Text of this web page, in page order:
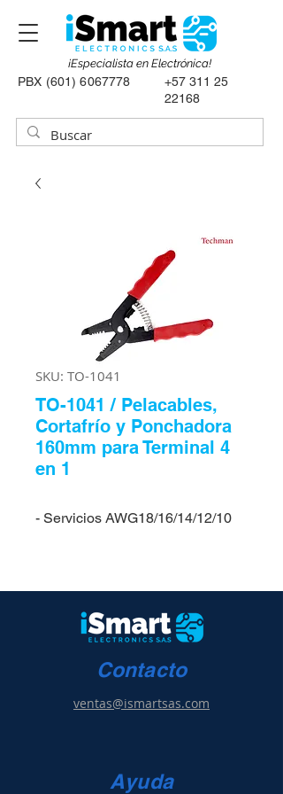
PBX (601) 6067778
+57 311 25
22168
¡Especialista en Electrónica!
SKU: TO-1041
TO-1041 / Pelacables,
Cortafrío y Ponchadora
160mm para Terminal 4
en 1
- Servicios AWG18/16/14/12/10
Contacto
ventas@ismartsas.com
Ayuda